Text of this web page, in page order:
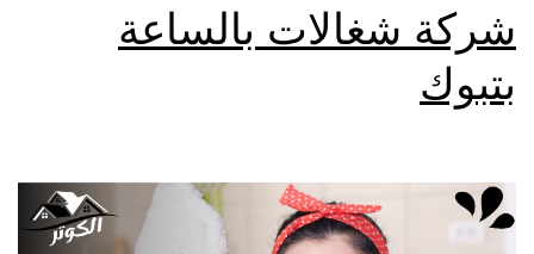
شركة شغالات بالساعة
بتبوك